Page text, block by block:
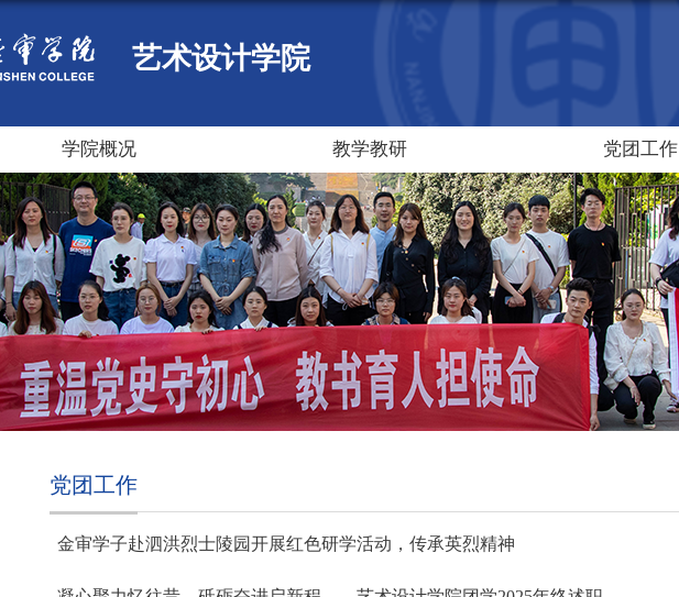
艺术设计学院
学院概况 教学教研 党团工作
党团工作
金审学子赴泗洪烈士陵园开展红色研学活动，传承英烈精神